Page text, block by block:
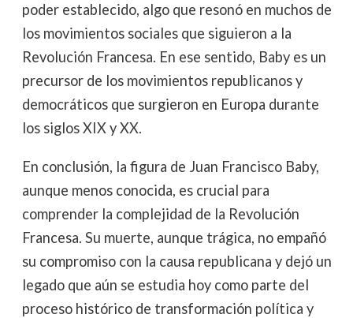
poder establecido, algo que resonó en muchos de
los movimientos sociales que siguieron a la
Revolución Francesa. En ese sentido, Baby es un
precursor de los movimientos republicanos y
democráticos que surgieron en Europa durante
los siglos XIX y XX.
En conclusión, la figura de Juan Francisco Baby,
aunque menos conocida, es crucial para
comprender la complejidad de la Revolución
Francesa. Su muerte, aunque trágica, no empañó
su compromiso con la causa republicana y dejó un
legado que aún se estudia hoy como parte del
proceso histórico de transformación política y